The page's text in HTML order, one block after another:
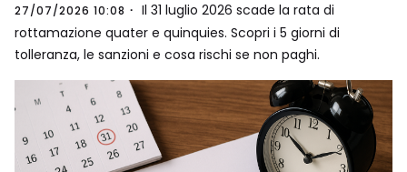
27/07/2026 10:08
Il 31 luglio 2026 scade la rata di
rottamazione quater e quinquies. Scopri i 5 giorni di
tolleranza, le sanzioni e cosa rischi se non paghi.